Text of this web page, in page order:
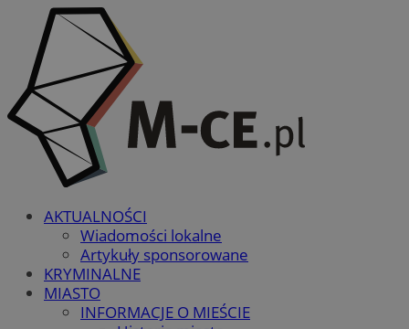
AKTUALNOŚCI
Wiadomości lokalne
Artykuły sponsorowane
KRYMINALNE
MIASTO
INFORMACJE O MIEŚCIE